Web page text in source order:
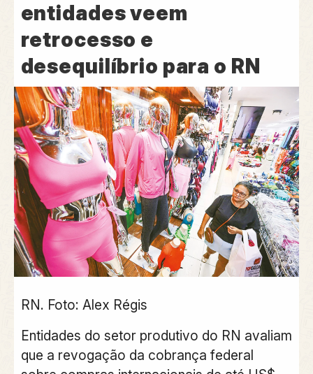
entidades veem
retrocesso e
desequilíbrio para o RN
RN. Foto: Alex Régis
Entidades do setor produtivo do RN avaliam
que a revogação da cobrança federal